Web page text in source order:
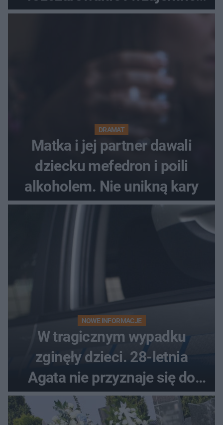
obwinianie. Dlaczego Peak
DRAMAT
Matka i jej partner dawali
dziecku mefedron i poili
alkoholem. Nie unikną kary
NOWE INFORMACJE
W tragicznym wypadku
zginęły dzieci. 28-letnia
Agata nie przyznaje się do
winy